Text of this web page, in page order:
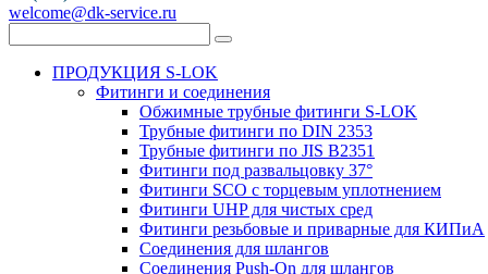
welcome@dk-service.ru
ПРОДУКЦИЯ S-LOK
Фитинги и соединения
Обжимные трубные фитинги S-LOK
Трубные фитинги по DIN 2353
Трубные фитинги по JIS B2351
Фитинги под развальцовку 37°
Фитинги SCO с торцевым уплотнением
Фитинги UHP для чистых сред
Фитинги резьбовые и приварные для КИПиА
Соединения для шлангов
Соединения Push-On для шлангов